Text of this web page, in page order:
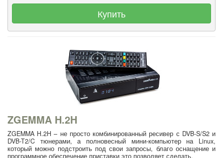
Купить
ZGEMMA H.2H
ZGEMMA H.2H – не просто комбинированный ресивер с DVB-S/S2 и
DVB-T2/C тюнерами, а полновесный мини-компьютер на Linux,
который можно подстроить под свои запросы, благо оснащение и
программное обеспечение приставки это позволяет сделать.